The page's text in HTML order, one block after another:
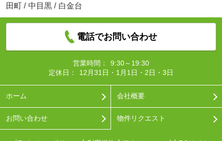
田町 / 中目黒 / 白金台
電話でお問い合わせ
営業時間：
9:30～19:30
定休日：
12月31日・1月1日・2日・3日
ホーム 会社概要
お問い合わせ 物件リクエスト